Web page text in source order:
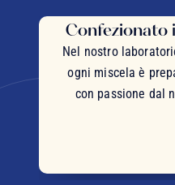
Confezionato
Nel nostro
ogni miscela è
con passione dal